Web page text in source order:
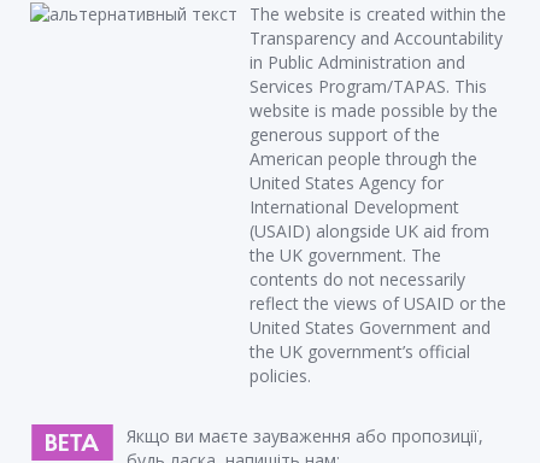
The website is created within the
Transparency and Accountability
in Public Administration and
Services Program/TAPAS. This
website is made possible by the
generous support of the
American people through the
United States Agency for
International Development
(USAID) alongside UK aid from
the UK government. The
contents do not necessarily
reflect the views of USAID or the
United States Government and
the UK government’s official
policies.
Якщо ви маєте зауваження або пропозиції,